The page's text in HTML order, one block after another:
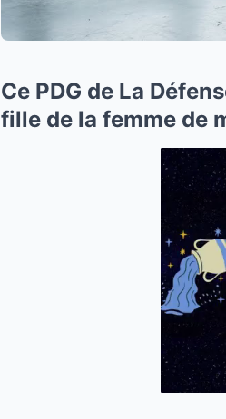
Ce PDG de La
fille de la femme de